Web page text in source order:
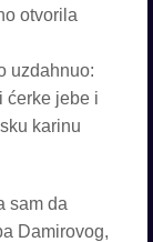
otvorila
uzdahnuo:
ćerke jebe i
karinu
sam da
Damirovog,